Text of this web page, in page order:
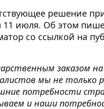
решение
11 июля. Об этом
со ссылкой на
заказом
мы не только
потребности
и наши